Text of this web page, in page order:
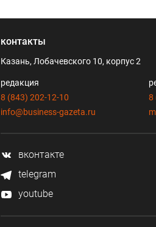
контакты
Казань, Лобачевского 10, корпус 2
редакция
8 (843) 202-12-10
info@business-gazeta.ru
8
вконтакте
telegram
youtube